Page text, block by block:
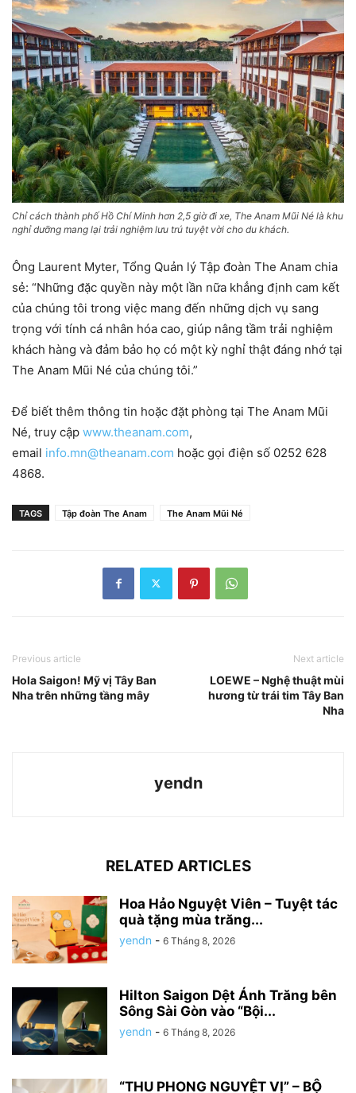
Chỉ cách thành phố Hồ Chí Minh hơn 2,5 giờ đi xe, The Anam Mũi Né là khu
nghỉ dưỡng mang lại trải nghiệm lưu trú tuyệt vời cho du khách.
Ông Laurent Myter, Tổng Quản lý Tập đoàn The Anam chia
sẻ: “Những đặc quyền này một lần nữa khẳng định cam kết
của chúng tôi trong việc mang đến những dịch vụ sang
trọng với tính cá nhân hóa cao, giúp nâng tầm trải nghiệm
khách hàng và đảm bảo họ có một kỳ nghỉ thật đáng nhớ tại
The Anam Mũi Né của chúng tôi.”
Để biết thêm thông tin hoặc đặt phòng tại The Anam Mũi
Né, truy cập www.theanam.com,
email info.mn@theanam.com hoặc gọi điện số 0252 628
4868.
TAGS Tập đoàn The Anam The Anam Mũi Né
Previous article
Hola Saigon! Mỹ vị Tây Ban
Nha trên những tầng mây
Next article
LOEWE – Nghệ thuật mùi
hương từ trái tim Tây Ban
Nha
yendn
RELATED ARTICLES
Hoa Hảo Nguyệt Viên – Tuyệt tác
quà tặng mùa trăng...
yendn - 6 Tháng 8, 2026
Hilton Saigon Dệt Ánh Trăng bên
Sông Sài Gòn vào “Bội...
yendn - 6 Tháng 8, 2026
“THU PHONG NGUYỆT VỊ” – BỘ